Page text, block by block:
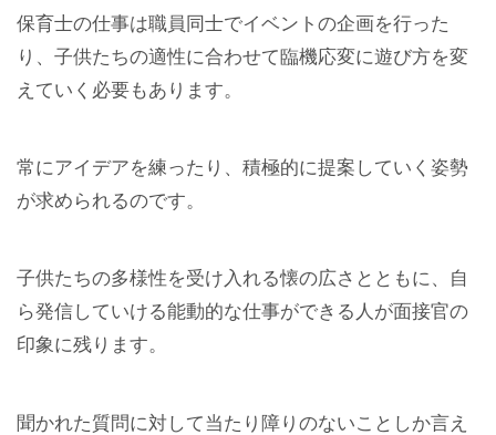
保育士の仕事は職員同士でイベントの企画を行った
り、子供たちの適性に合わせて臨機応変に遊び方を変
えていく必要もあります。
常にアイデアを練ったり、積極的に提案していく姿勢
が求められるのです。
子供たちの多様性を受け入れる懐の広さとともに、自
ら発信していける能動的な仕事ができる人が面接官の
印象に残ります。
聞かれた質問に対して当たり障りのないことしか言え